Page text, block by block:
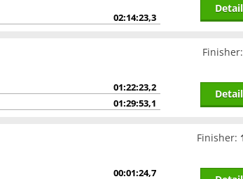
02:14:23,3
01:22:23,2
01:29:53,1
Finisher:
00:01:24,7
Finisher: